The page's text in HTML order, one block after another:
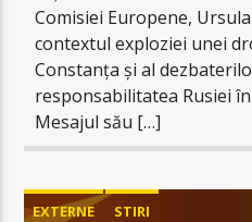
Comisiei Europene,
contextul exploziei unei
Constanța și al
responsabilitatea Rusiei
Mesajul său […]
EXTERNE STIRI